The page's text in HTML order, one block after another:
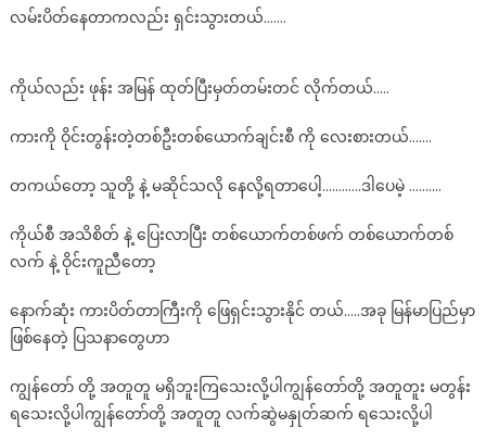
လမ်းပိတ်နေတာကလည်း ရှင်းသွားတယ်…….
ကိုယ်လည်း ဖုန်း အမြန် ထုတ်ပြီးမှတ်တမ်းတင် လိုက်တယ်…..
ကားကို ဝိုင်းတွန်းတဲ့တစ်ဦးတစ်ယောက်ချင်းစီ ကို လေးစားတယ်…….
တကယ်တော့ သူတို့ နဲ့ မဆိုင်သလို နေလို့ရတာပေါ့…………ဒါပေမဲ့ ……….
ကိုယ်စီ အသိစိတ် နဲ့ ပြေးလာပြီး တစ်ယောက်တစ်ဖက် တစ်ယောက်တစ်
လက် နဲ့ ဝိုင်းကူညီတော့
နောက်ဆုံး ကားပိတ်တာကြီးကို ဖြေရှင်းသွားနိုင် တယ်…..အခု မြန်မာပြည်မှာ
ဖြစ်နေတဲ့ ပြသနာတွေဟာ
ကျွန်တော် တို့ အတူတူ မရှိဘူးကြသေးလို့ပါကျွန်တော်တို့ အတူတူး မတွန်း
ရသေးလို့ပါကျွန်တော်တို့ အတူတူ လက်ဆွဲမနှုတ်ဆက် ရသေးလို့ပါ